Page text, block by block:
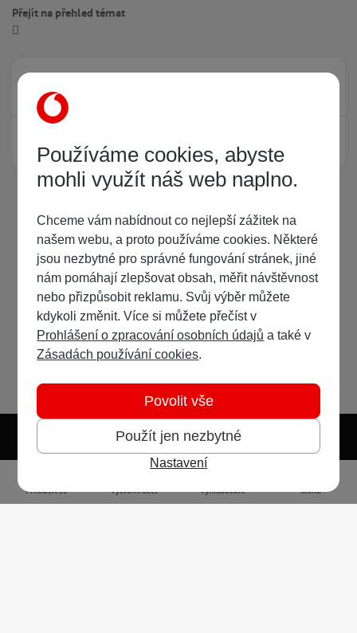
Přejít na přehled témat
Žádný registrovaný uživatel si neprohlíží tuto stránku
Světlý režim Předvolba systému
Přihlásit se Vytvořit účet Vyhledávání Menu
Používáme cookies, abyste
mohli využít náš web naplno.
Chceme vám nabídnout co nejlepší zážitek na
našem webu, a proto používáme cookies. Některé
jsou nezbytné pro správné fungování stránek, jiné
nám pomáhají zlepšovat obsah, měřit návštěvnost
nebo přizpůsobit reklamu. Svůj výběr můžete
kdykoli změnit. Více si můžete přečíst v
Prohlášení o zpracování osobních údajů a také v
Zásadách používání cookies.
Použít jen nezbytné
Povolit vše
Nastavení